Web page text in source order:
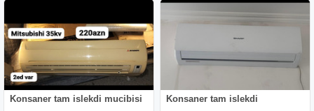
Konsaner tam islekdi mucibisi Konsaner tam islekdi